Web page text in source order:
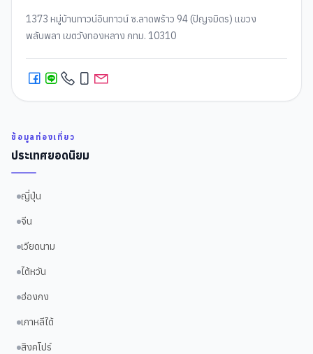
1373 หมู่บ้านทาวน์อินทาวน์ ซ.ลาดพร้าว 94 (ปัญจมิตร) แขวง
พลับพลา เขตวังทองหลาง กทม. 10310
ข้อมูลท่องเที่ยว
ประเทศยอดนิยม
ญี่ปุ่น
จีน
เวียดนาม
ไต้หวัน
ฮ่องกง
เกาหลีใต้
สิงคโปร์